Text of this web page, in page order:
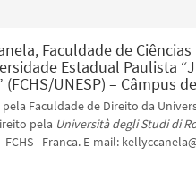
Faculdade de
Estadual Paulista
UNESP) – Câmpus
Faculdade de Direito da
pela Università degli Studi di
FCHS - Franca. E-mail: